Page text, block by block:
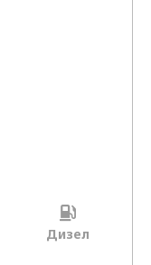
Дизел